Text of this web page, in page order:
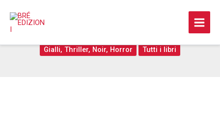
contenuto
Gialli, Thriller, Noir, Horror Tutti i libri